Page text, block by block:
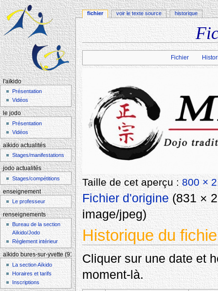
Aller à :navigation , rechercher
Fichier
Taille de cet aperçu :800 ×
Fichier d'origine‎(831 ×
image/jpeg)
Historique du
Cliquer sur une date et
moment-là.
fichier voir le texte source historique
l'aïkido
Présentation
Vidéos
le jodo
Présentation
Vidéos
aïkido actualités
Stages/manifestations
jodo actualités
Stages/compétitions
enseignement
Le professeur
renseignements
Bureau de la section
Aïkido/Jodo
Règlement intérieur
aïkido bures-sur-yvette (91)
La section Aïkido
Horaires et tarifs
Inscriptions